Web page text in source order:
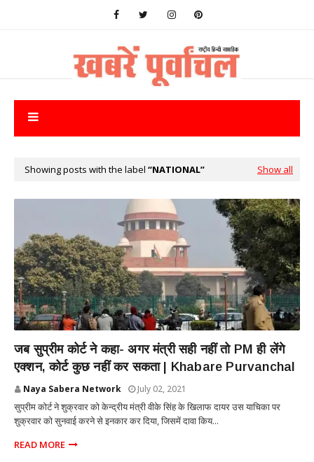
Showing posts with the label NATIONAL Show all
जब सुप्रीम कोर्ट ने कहा- अगर मंत्री सही नहीं तो PM ही लेंगे
एक्शन, कोर्ट कुछ नहीं कर सकता | Khabare Purvanchal
Naya Sabera Network July 02, 2021
सुप्रीम कोर्ट ने शुक्रवार को केन्द्रीय मंत्री वीके सिंह के खिलाफ दायर उस याचिका पर
शुक्रवार को सुनवाई करने से इनकार कर दिया, जिसमें दावा किय...
READ MORE